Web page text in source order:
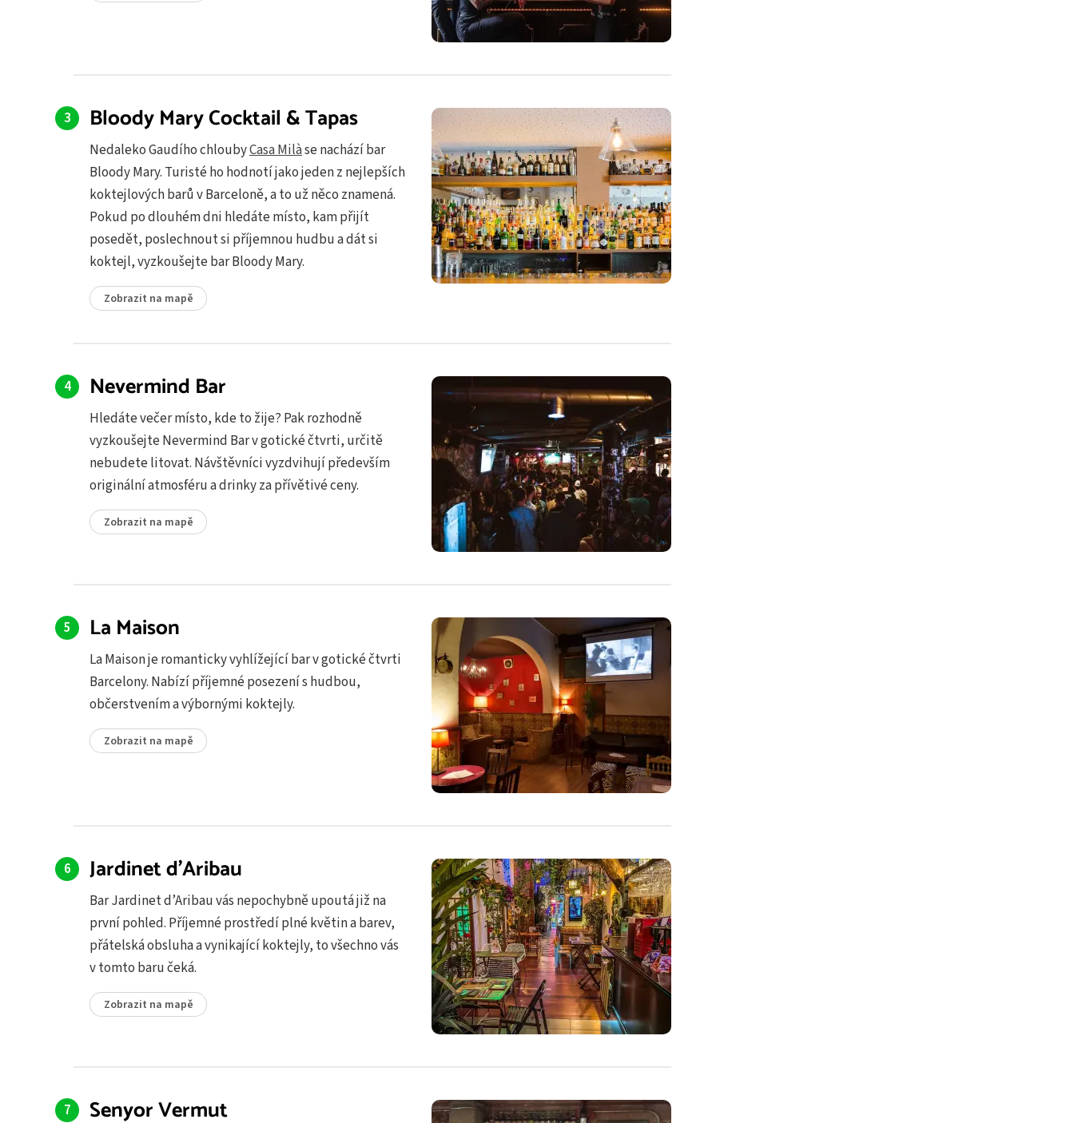
Bloody Mary Cocktail & Tapas
Nedaleko Gaudího chloubyCasa Milàse nachází bar
Bloody Mary. Turisté ho hodnotí jako jeden z nejlepších
koktejlových barů v Barceloně, a to už něco znamená.
Pokud po dlouhém dni hledáte místo, kam přijít
posedět, poslechnout si příjemnou hudbu a dát si
koktejl, vyzkoušejte bar Bloody Mary.
Zobrazit na mapě
Nevermind Bar
Hledáte večer místo, kde to žije? Pak rozhodně
vyzkoušejte Nevermind Bar v gotické čtvrti, určitě
nebudete litovat. Návštěvníci vyzdvihují především
originální atmosféru a drinky za přívětivé ceny.
Zobrazit na mapě
La Maison
La Maison je romanticky vyhlížející bar v gotické čtvrti
Barcelony. Nabízí příjemné posezení s hudbou,
občerstvením a výbornými koktejly.
Zobrazit na mapě
Jardinet d'Aribau
Bar Jardinet d’Aribau vás nepochybně upoutá již na
první pohled. Příjemné prostředí plné květin a barev,
přátelská obsluha a vynikající koktejly, to všechno vás
v tomto baru čeká.
Zobrazit na mapě
Senyor Vermut